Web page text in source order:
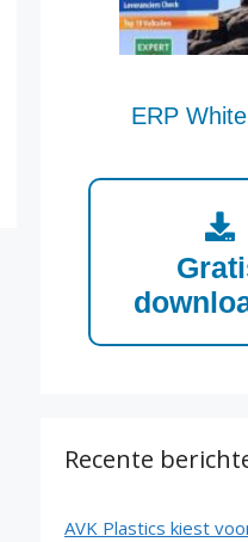
ERP
Recente
AVK Plastics kiest